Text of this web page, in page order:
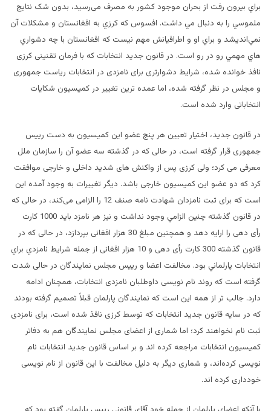
براي بيرون رفت از بحران موجود كشور به مصرف می‌رسید، بدون شک نتايج
ملموسي را به دنبال مي داشت. افسوس كه كرزي به افغانستان و مشكلات آن
نمي‌انديشد و براي او و اطرافيانش مهم نيست كه افغانستان با چه دشواري
هاي مهمي رو در رو است. در قانون جدید انتخابات که با فرمان تقنینی کرزی
نافذ خوانده شده، شرایط دشوارتری برای نامزدی در انتخابات ریاست جمهوری
و مجلس در نظر گرفته شده، اما عمده ترین تغییر در کمیسیون شکایات
انتخاباتی وارد شده است.
در قانون جدید، اختیار تعیین هر پنج عضو این کمیسیون به دست ريیس
جمهوری قرار گرفته است، در حالی که در گذشته سه عضو آن را سازمان ملل
معرفی می کرد؛ ولی کرزی پس از واکنش های شدید داخلی و خارجی موافقت
کرد که دو عضو این کمیسیون خارجی باشد. دیگر تغییرات به وجود آمده این
است که برای ثبت نامزدان شهادت نامه صنف 12 را الزامی می‌کند، در حالی که
در قانون گذشته چنين الزامي وجود نداشت و نیز هر نامزد بايد 1000 کارت
رأی دهی را ارایه دهد و همچنین مبلغ 30 هزار افغانی بپردازد، در حالی که در
قانون گذشته 300 کارت رأی دهی و 10 هزار افغانی از جمله شرايط نامزدي براي
انتخابات پارلماني بود. مخالفت اعضا و ريیس مجلس نمایندگان در حالی شدت
گرفته است که روند نام نویسی داوطلبان نامزدی انتخابات، همچنان ادامه
دارد. جالب تر از همه این است که نمایندگان پارلمان قبلاً تصمیم گرفته بودند
که در سایه قانون جدید انتخابات که توسط کرزی نافذ شده است، برای نامزدی
ثبت نام نخواهند کرد؛ اما شماری از اعضای مجلس نمایندگان هم به دفاتر
کمیسیون انتخابات مراجعه کرده اند و بر اساس قانون جدید انتخابات نام
نویسی کرده‌اند، و شماری دیگر به دلیل مخالفت با این قانون از نام نویسی
خودداری کرده اند.